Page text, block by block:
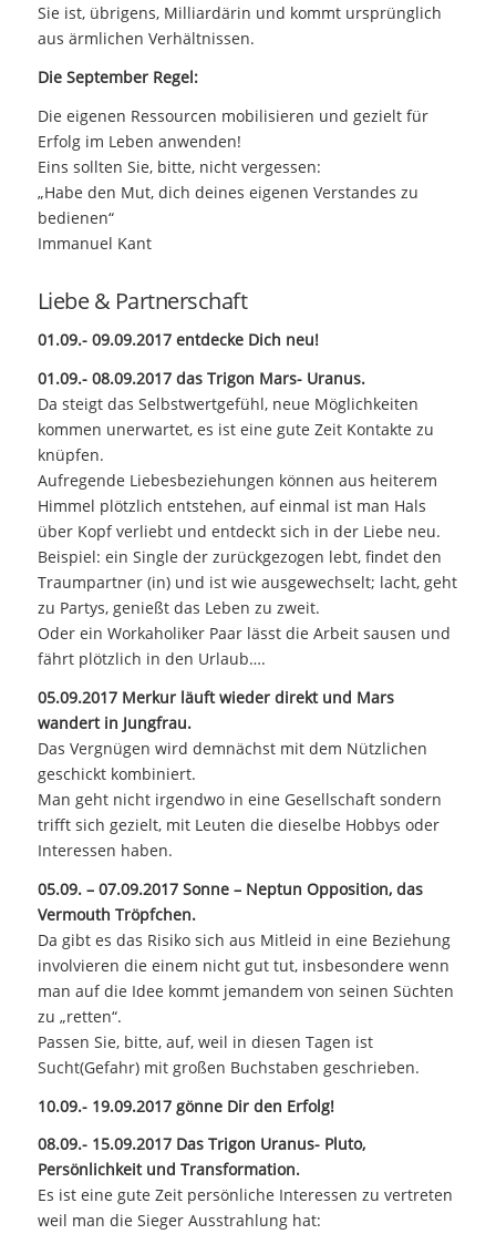
Sie ist, übrigens, Milliardärin und kommt ursprünglich
aus ärmlichen Verhältnissen.
Die September Regel:
Die eigenen Ressourcen mobilisieren und gezielt für
Erfolg im Leben anwenden!
Eins sollten Sie, bitte, nicht vergessen:
„Habe den Mut, dich deines eigenen Verstandes zu
bedienen“
Immanuel Kant
Liebe & Partnerschaft
01.09.- 09.09.2017 entdecke Dich neu!
01.09.- 08.09.2017 das Trigon Mars- Uranus.
Da steigt das Selbstwertgefühl, neue Möglichkeiten
kommen unerwartet, es ist eine gute Zeit Kontakte zu
knüpfen.
Aufregende Liebesbeziehungen können aus heiterem
Himmel plötzlich entstehen, auf einmal ist man Hals
über Kopf verliebt und entdeckt sich in der Liebe neu.
Beispiel: ein Single der zurückgezogen lebt, findet den
Traumpartner (in) und ist wie ausgewechselt; lacht, geht
zu Partys, genießt das Leben zu zweit.
Oder ein Workaholiker Paar lässt die Arbeit sausen und
fährt plötzlich in den Urlaub….
05.09.2017 Merkur läuft wieder direkt und Mars
wandert in Jungfrau.
Das Vergnügen wird demnächst mit dem Nützlichen
geschickt kombiniert.
Man geht nicht irgendwo in eine Gesellschaft sondern
trifft sich gezielt, mit Leuten die dieselbe Hobbys oder
Interessen haben.
05.09. – 07.09.2017 Sonne – Neptun Opposition, das
Vermouth Tröpfchen.
Da gibt es das Risiko sich aus Mitleid in eine Beziehung
involvieren die einem nicht gut tut, insbesondere wenn
man auf die Idee kommt jemandem von seinen Süchten
zu „retten“.
Passen Sie, bitte, auf, weil in diesen Tagen ist
Sucht(Gefahr) mit großen Buchstaben geschrieben.
10.09.- 19.09.2017 gönne Dir den Erfolg!
08.09.- 15.09.2017 Das Trigon Uranus- Pluto,
Persönlichkeit und Transformation.
Es ist eine gute Zeit persönliche Interessen zu vertreten
weil man die Sieger Ausstrahlung hat: